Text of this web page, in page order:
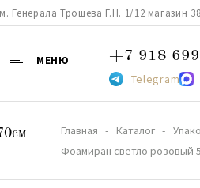
Генерала Трошева Г.Н. 1/12 магазин
МЕНЮ +7 918
Telegram
Главная Каталог
Фоамиран светло розовый